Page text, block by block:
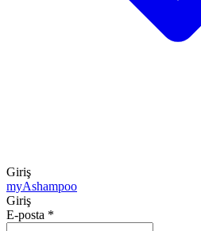
Giriş
myAshampoo
Giriş
E-posta *